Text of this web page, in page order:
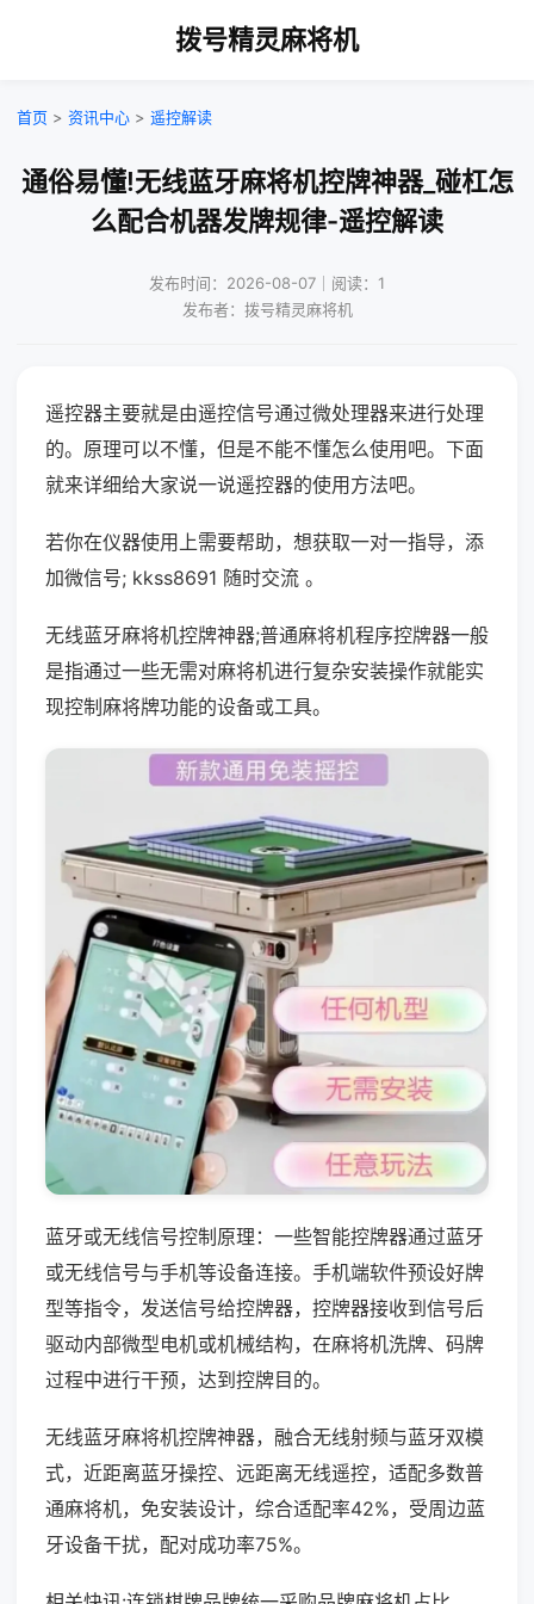
拨号精灵麻将机
首页 > 资讯中心 > 遥控解读
通俗易懂!无线蓝牙麻将机控牌神器_碰杠怎
么配合机器发牌规律-遥控解读
发布时间：2026-08-07｜阅读：1
发布者：拨号精灵麻将机
遥控器主要就是由遥控信号通过微处理器来进行处理
的。原理可以不懂，但是不能不懂怎么使用吧。下面
就来详细给大家说一说遥控器的使用方法吧。
若你在仪器使用上需要帮助，想获取一对一指导，添
加微信号; kkss8691 随时交流 。
无线蓝牙麻将机控牌神器;普通麻将机程序控牌器一般
是指通过一些无需对麻将机进行复杂安装操作就能实
现控制麻将牌功能的设备或工具。
蓝牙或无线信号控制原理：一些智能控牌器通过蓝牙
或无线信号与手机等设备连接。手机端软件预设好牌
型等指令，发送信号给控牌器，控牌器接收到信号后
驱动内部微型电机或机械结构，在麻将机洗牌、码牌
过程中进行干预，达到控牌目的。
无线蓝牙麻将机控牌神器，融合无线射频与蓝牙双模
式，近距离蓝牙操控、远距离无线遥控，适配多数普
通麻将机，免安装设计，综合适配率42%，受周边蓝
牙设备干扰，配对成功率75%。